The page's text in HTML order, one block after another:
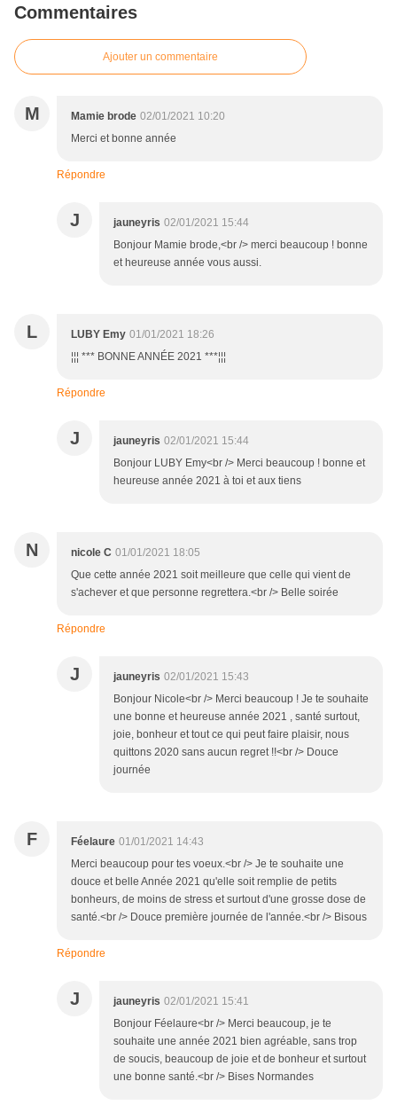
Commentaires
Ajouter un commentaire
M Mamie brode 02/01/2021 10:20
Merci et bonne année
Répondre
J jauneyris 02/01/2021 15:44
Bonjour Mamie brode,<br /> merci beaucoup ! bonne
et heureuse année vous aussi.
L LUBY Emy 01/01/2021 18:26
¦¦¦ *** BONNE ANNÉE 2021 ***¦¦¦
Répondre
J jauneyris 02/01/2021 15:44
Bonjour LUBY Emy<br /> Merci beaucoup ! bonne et
heureuse année 2021 à toi et aux tiens
N nicole C 01/01/2021 18:05
Que cette année 2021 soit meilleure que celle qui vient de
s'achever et que personne regrettera.<br /> Belle soirée
Répondre
J jauneyris 02/01/2021 15:43
Bonjour Nicole<br /> Merci beaucoup ! Je te souhaite
une bonne et heureuse année 2021 , santé surtout,
joie, bonheur et tout ce qui peut faire plaisir, nous
quittons 2020 sans aucun regret !!<br /> Douce
journée
F Féelaure 01/01/2021 14:43
Merci beaucoup pour tes voeux.<br /> Je te souhaite une
douce et belle Année 2021 qu'elle soit remplie de petits
bonheurs, de moins de stress et surtout d'une grosse dose de
santé.<br /> Douce première journée de l'année.<br /> Bisous
Répondre
J jauneyris 02/01/2021 15:41
Bonjour Féelaure<br /> Merci beaucoup, je te
souhaite une année 2021 bien agréable, sans trop
de soucis, beaucoup de joie et de bonheur et surtout
une bonne santé.<br /> Bises Normandes